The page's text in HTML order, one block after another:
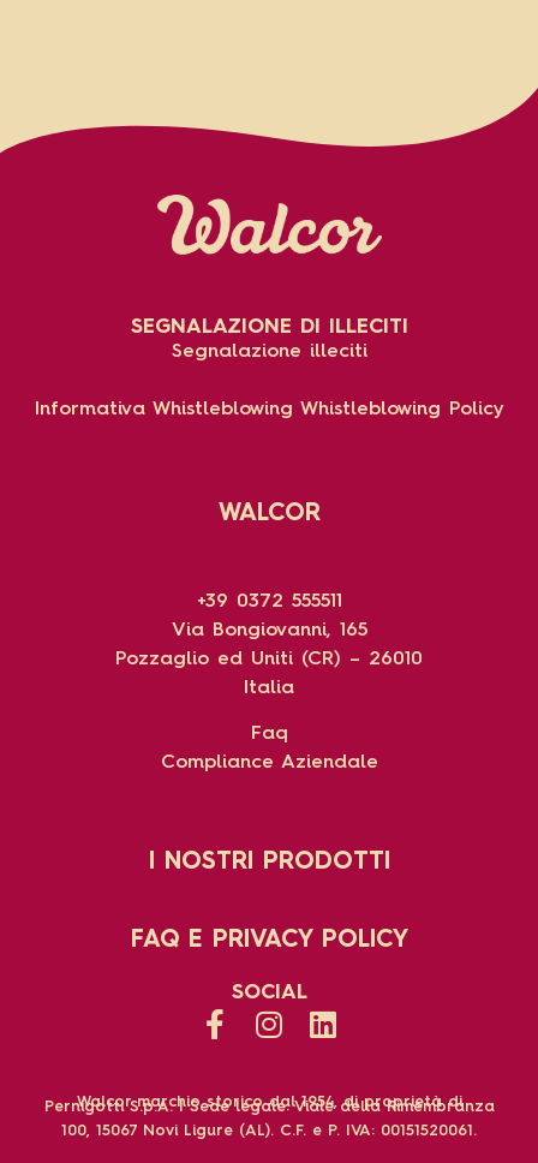
SEGNALAZIONE DI ILLECITI
Segnalazione illeciti
Informativa Whistleblowing Whistleblowing Policy
WALCOR
+39 0372 555511
Via Bongiovanni, 165
Pozzaglio ed Uniti (CR) – 26010
Italia
Faq
Compliance Aziendale
I NOSTRI PRODOTTI
FAQ E PRIVACY POLICY
SOCIAL
Walcor marchio storico dal 1954, di proprietà di
Pernigotti S.p.A. | Sede legale: Viale della Rimembranza
100, 15067 Novi Ligure (AL). C.F. e P. IVA: 00151520061.